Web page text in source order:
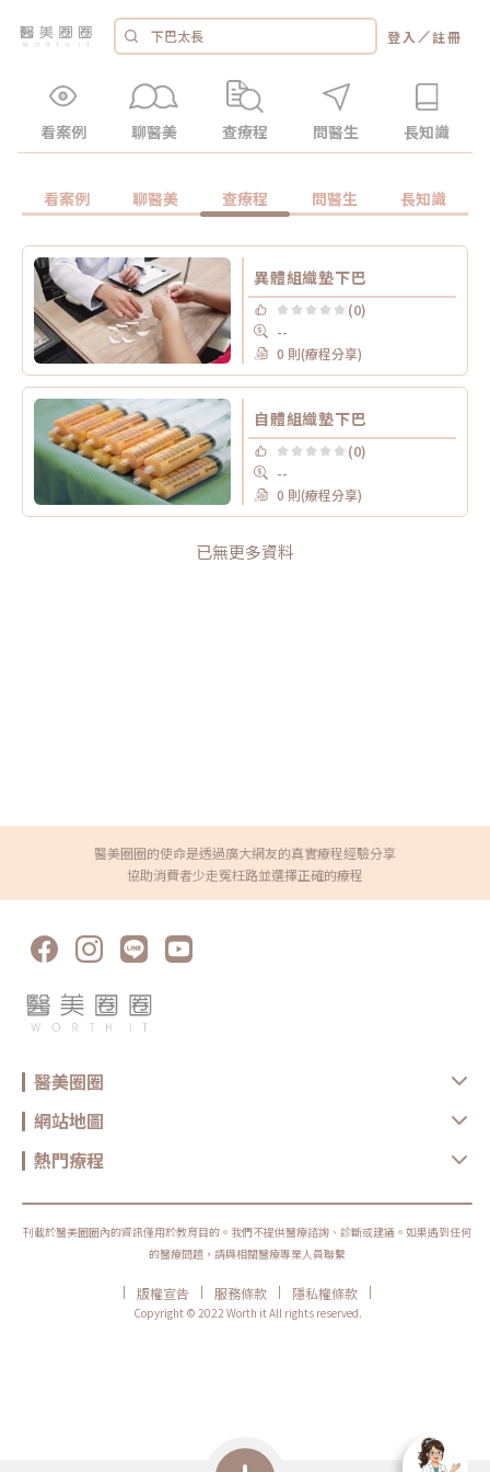
登入 ／註冊
看案例 聊醫美 查療程 問醫生 長知識
看案例 聊醫美 查療程 問醫生 長知識
異體組織墊下巴
(0)
--
0 則(療程分享)
自體組織墊下巴
(0)
--
0 則(療程分享)
已無更多資料
醫美圈圈的使命是透過廣大網友的真實療程經驗分享
協助消費者少走冤枉路並選擇正確的療程
醫美圈圈
網站地圖
熱門療程
刊載於醫美圈圈內的資訊僅用於教育目的。我們不提供醫療諮詢、診斷或建議。如果遇到任何
的醫療問題，請與相關醫療專業人員聯繫
| 版權宣告 | 服務條款 | 隱私權條款
|
Copyright © 2022 Worth it All rights reserved.